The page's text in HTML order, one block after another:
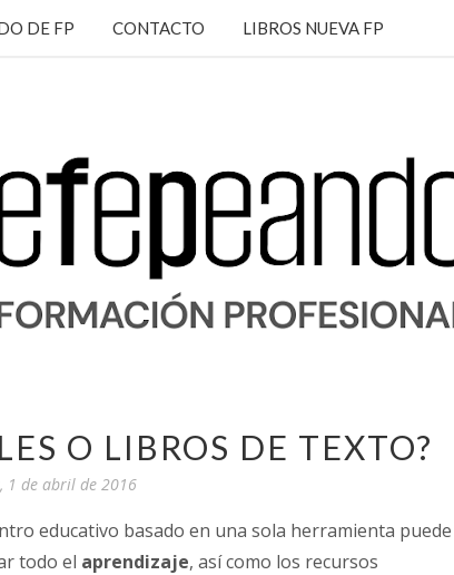
DE FP CONTACTO LIBROS NUEVA FP
O LIBROS DE TEXTO?
1 de abril de 2016
educativo basado en una sola herramienta puede
todo el aprendizaje, así como los recursos